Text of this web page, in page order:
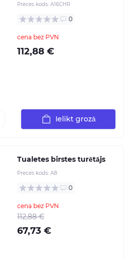
Preces kods: A16CHR
0
cena bez PVN
112,88 €
Ielikt grozā
Tualetes birstes turētājs
Preces kods: A8
0
cena bez PVN
112,88 €
67,73 €